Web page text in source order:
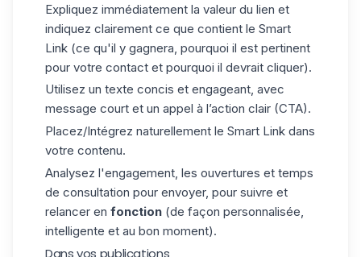
Expliquez immédiatement la valeur du lien et
indiquez clairement ce que contient le Smart
Link (ce qu'il y gagnera, pourquoi il est pertinent
pour votre contact et pourquoi il devrait cliquer).
Utilisez un texte concis et engageant, avec
message court et un appel à l’action clair (CTA).
Placez/Intégrez naturellement le Smart Link dans
votre contenu.
Analysez l'engagement, les ouvertures et temps
de consultation pour envoyer, pour suivre et
relancer en fonction (de façon personnalisée,
intelligente et au bon moment).
Dans vos publications